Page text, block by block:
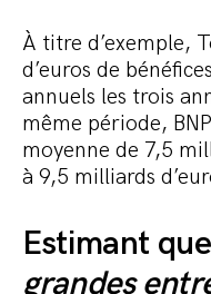
À titre d’exemple,
d’euros de
annuels les trois
même période,
moyenne de 7,5
à 9,5 milliards
Estimant
grandes